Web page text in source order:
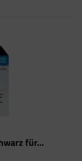
für...